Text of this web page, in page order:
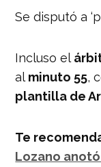
Se disputó a
Incluso el
al minuto 55,
plantilla de
Te
Lozano